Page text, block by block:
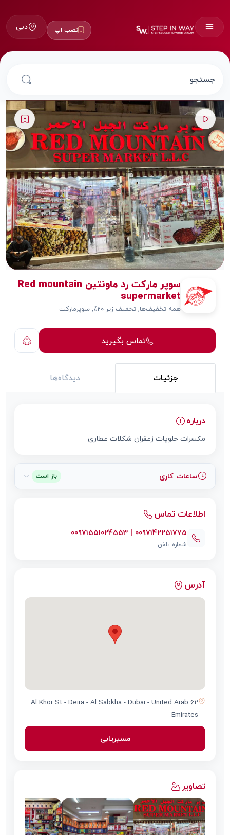
نصب اپ دبی
سوپر مارکت رد ماونتین Red mountain
supermarket
همه تخفیف‌ها, تخفیف زیر ۲۰٪, سوپرمارکت
تماس بگیرید
جزئیات دیدگاه‌ها
درباره
مکسرات حلویات زعفران شکلات عطاری
ساعات کاری باز است
اطلاعات تماس
00971551024553 | 0097142251775
شماره تلفن
آدرس
62 Al Khor St - Deira - Al Sabkha - Dubai - United Arab
Emirates
مسیریابی
تصاویر